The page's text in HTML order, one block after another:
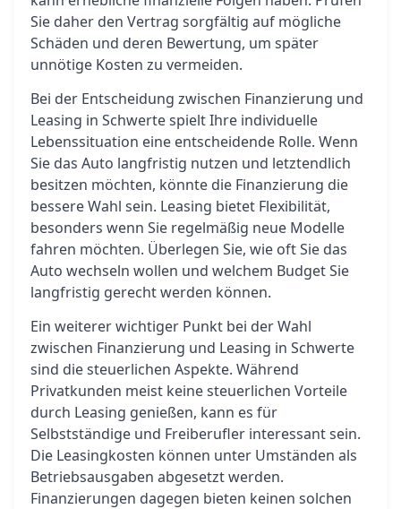
Sie daher den Vertrag sorgfältig auf mögliche
Schäden und deren Bewertung, um später
unnötige Kosten zu vermeiden.
Bei der Entscheidung zwischen Finanzierung und
Leasing in Schwerte spielt Ihre individuelle
Lebenssituation eine entscheidende Rolle. Wenn
Sie das Auto langfristig nutzen und letztendlich
besitzen möchten, könnte die Finanzierung die
bessere Wahl sein. Leasing bietet Flexibilität,
besonders wenn Sie regelmäßig neue Modelle
fahren möchten. Überlegen Sie, wie oft Sie das
Auto wechseln wollen und welchem Budget Sie
langfristig gerecht werden können.
Ein weiterer wichtiger Punkt bei der Wahl
zwischen Finanzierung und Leasing in Schwerte
sind die steuerlichen Aspekte. Während
Privatkunden meist keine steuerlichen Vorteile
durch Leasing genießen, kann es für
Selbstständige und Freiberufler interessant sein.
Die Leasingkosten können unter Umständen als
Betriebsausgaben abgesetzt werden.
Finanzierungen dagegen bieten keinen solchen